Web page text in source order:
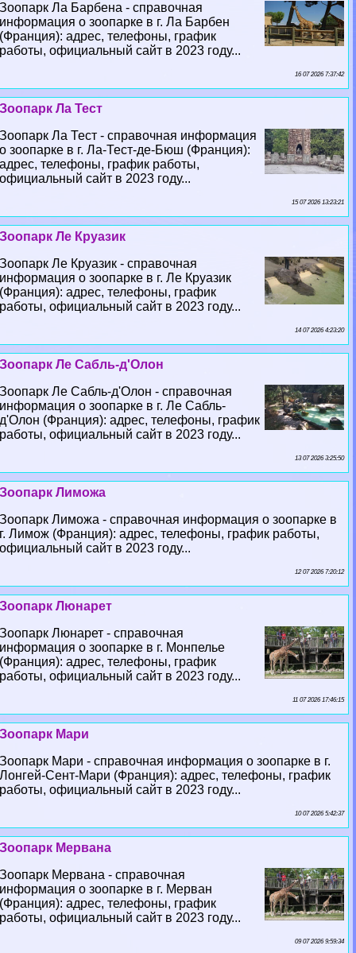
Зоопарк Ла Барбена - справочная
информация о зоопарке в г. Ла Барбен
(Франция): адрес, телефоны, график
работы, официальный сайт в 2023 году...
16 07 2026 7:37:42
Зоопарк Ла Тест
Зоопарк Ла Тест - справочная информация
о зоопарке в г. Ла-Тест-де-Бюш (Франция):
адрес, телефоны, график работы,
официальный сайт в 2023 году...
15 07 2026 13:23:21
Зоопарк Ле Круазик
Зоопарк Ле Круазик - справочная
информация о зоопарке в г. Ле Круазик
(Франция): адрес, телефоны, график
работы, официальный сайт в 2023 году...
14 07 2026 4:23:20
Зоопарк Ле Сабль-д'Олон
Зоопарк Ле Сабль-д'Олон - справочная
информация о зоопарке в г. Ле Сабль-
д'Олон (Франция): адрес, телефоны, график
работы, официальный сайт в 2023 году...
13 07 2026 3:25:50
Зоопарк Лиможа
Зоопарк Лиможа - справочная информация о зоопарке в
г. Лимож (Франция): адрес, телефоны, график работы,
официальный сайт в 2023 году...
12 07 2026 7:20:12
Зоопарк Люнарет
Зоопарк Люнарет - справочная
информация о зоопарке в г. Монпелье
(Франция): адрес, телефоны, график
работы, официальный сайт в 2023 году...
11 07 2026 17:46:15
Зоопарк Мари
Зоопарк Мари - справочная информация о зоопарке в г.
Лонгeй-Сент-Мари (Франция): адрес, телефоны, график
работы, официальный сайт в 2023 году...
10 07 2026 5:42:37
Зоопарк Мервана
Зоопарк Мервана - справочная
информация о зоопарке в г. Мерван
(Франция): адрес, телефоны, график
работы, официальный сайт в 2023 году...
09 07 2026 9:59:34